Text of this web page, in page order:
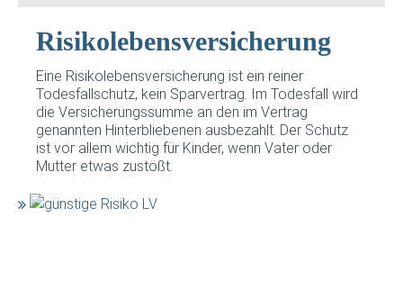
Risikolebensversicherung
Eine Risikolebensversicherung ist ein reiner
Todesfallschutz, kein Sparvertrag. Im Todesfall wird
die Versicherungssumme an den im Vertrag
genannten Hinterbliebenen ausbezahlt. Der Schutz
ist vor allem wichtig für Kinder, wenn Vater oder
Mutter etwas zustößt.